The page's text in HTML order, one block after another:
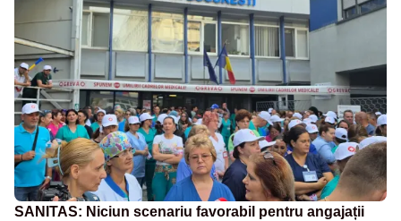
SANITAS: Niciun scenariu favorabil pentru angajații